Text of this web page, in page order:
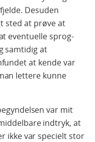
Desuden
sted at prøve at
eventuelle sprog-
samtidig at
at kende var
lettere kunne
var mit
indtryk, at
ikke var specielt stor